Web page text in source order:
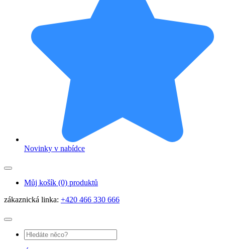
Novinky v nabídce
Můj košík (0) produktů
zákaznická linka: +420 466 330 666